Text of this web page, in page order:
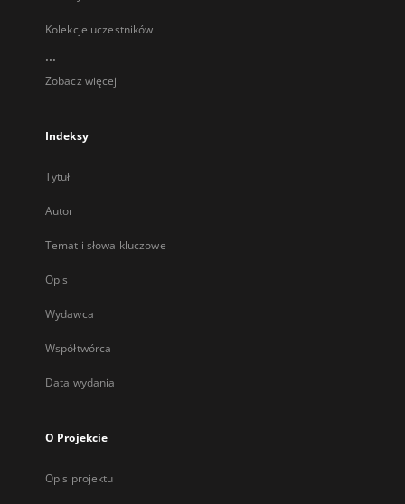
Kolekcje uczestników
...
Zobacz więcej
Indeksy
Tytuł
Autor
Temat i słowa kluczowe
Opis
Wydawca
Współtwórca
Data wydania
O Projekcie
Opis projektu